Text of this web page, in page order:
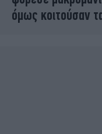
όμως κοιτούσαν